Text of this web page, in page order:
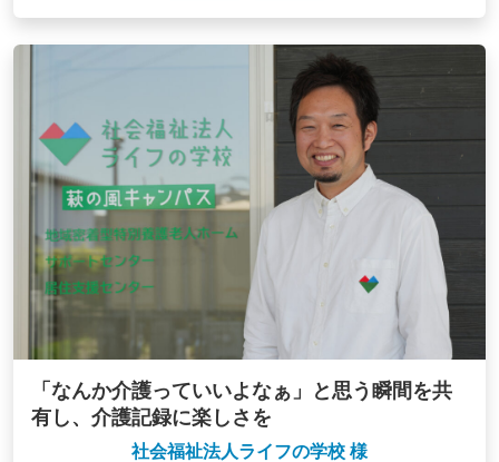
「なんか介護っていいよなぁ」と思う瞬間を共
有し、介護記録に楽しさを
社会福祉法人ライフの学校 様